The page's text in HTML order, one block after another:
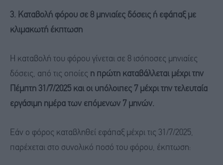
3. Καταβολή φόρου σε 8 μηνιαίες δόσεις ή εφάπαξ με
κλιμακωτή έκπτωση
Η καταβολή του φόρου γίνεται σε 8 ισόποσες μηνιαίες
δόσεις, από τις οποίες η πρώτη καταβάλλεται μέχρι την
Πέμπτη 31/7/2025 και οι υπόλοιπες 7 μέχρι την τελευταία
εργάσιμη ημέρα των επόμενων 7 μηνών.
Εάν ο φόρος καταβληθεί εφάπαξ μέχρι τις 31/7/2025,
παρέχεται στο συνολικό ποσό του φόρου, έκπτωση: